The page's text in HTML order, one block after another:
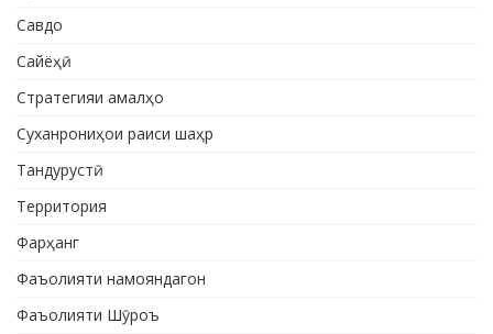
Савдо
Сайёҳӣ
Стратегияи амалҳо
Суханрониҳои раиси шаҳр
Тандурустӣ
Территория
Фарҳанг
Фаъолияти намояндагон
Фаъолияти Шӯроъ